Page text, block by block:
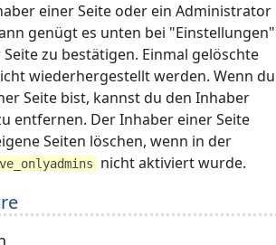
einer Seite oder ein Administrator
genügt es unten bei "Einstellungen"
zu bestätigen. Einmal gelöschte
wiederhergestellt werden. Wenn du
Seite bist, kannst du den Inhaber
entfernen. Der Inhaber einer Seite
Seiten löschen, wenn in der
nicht aktiviert wurde.